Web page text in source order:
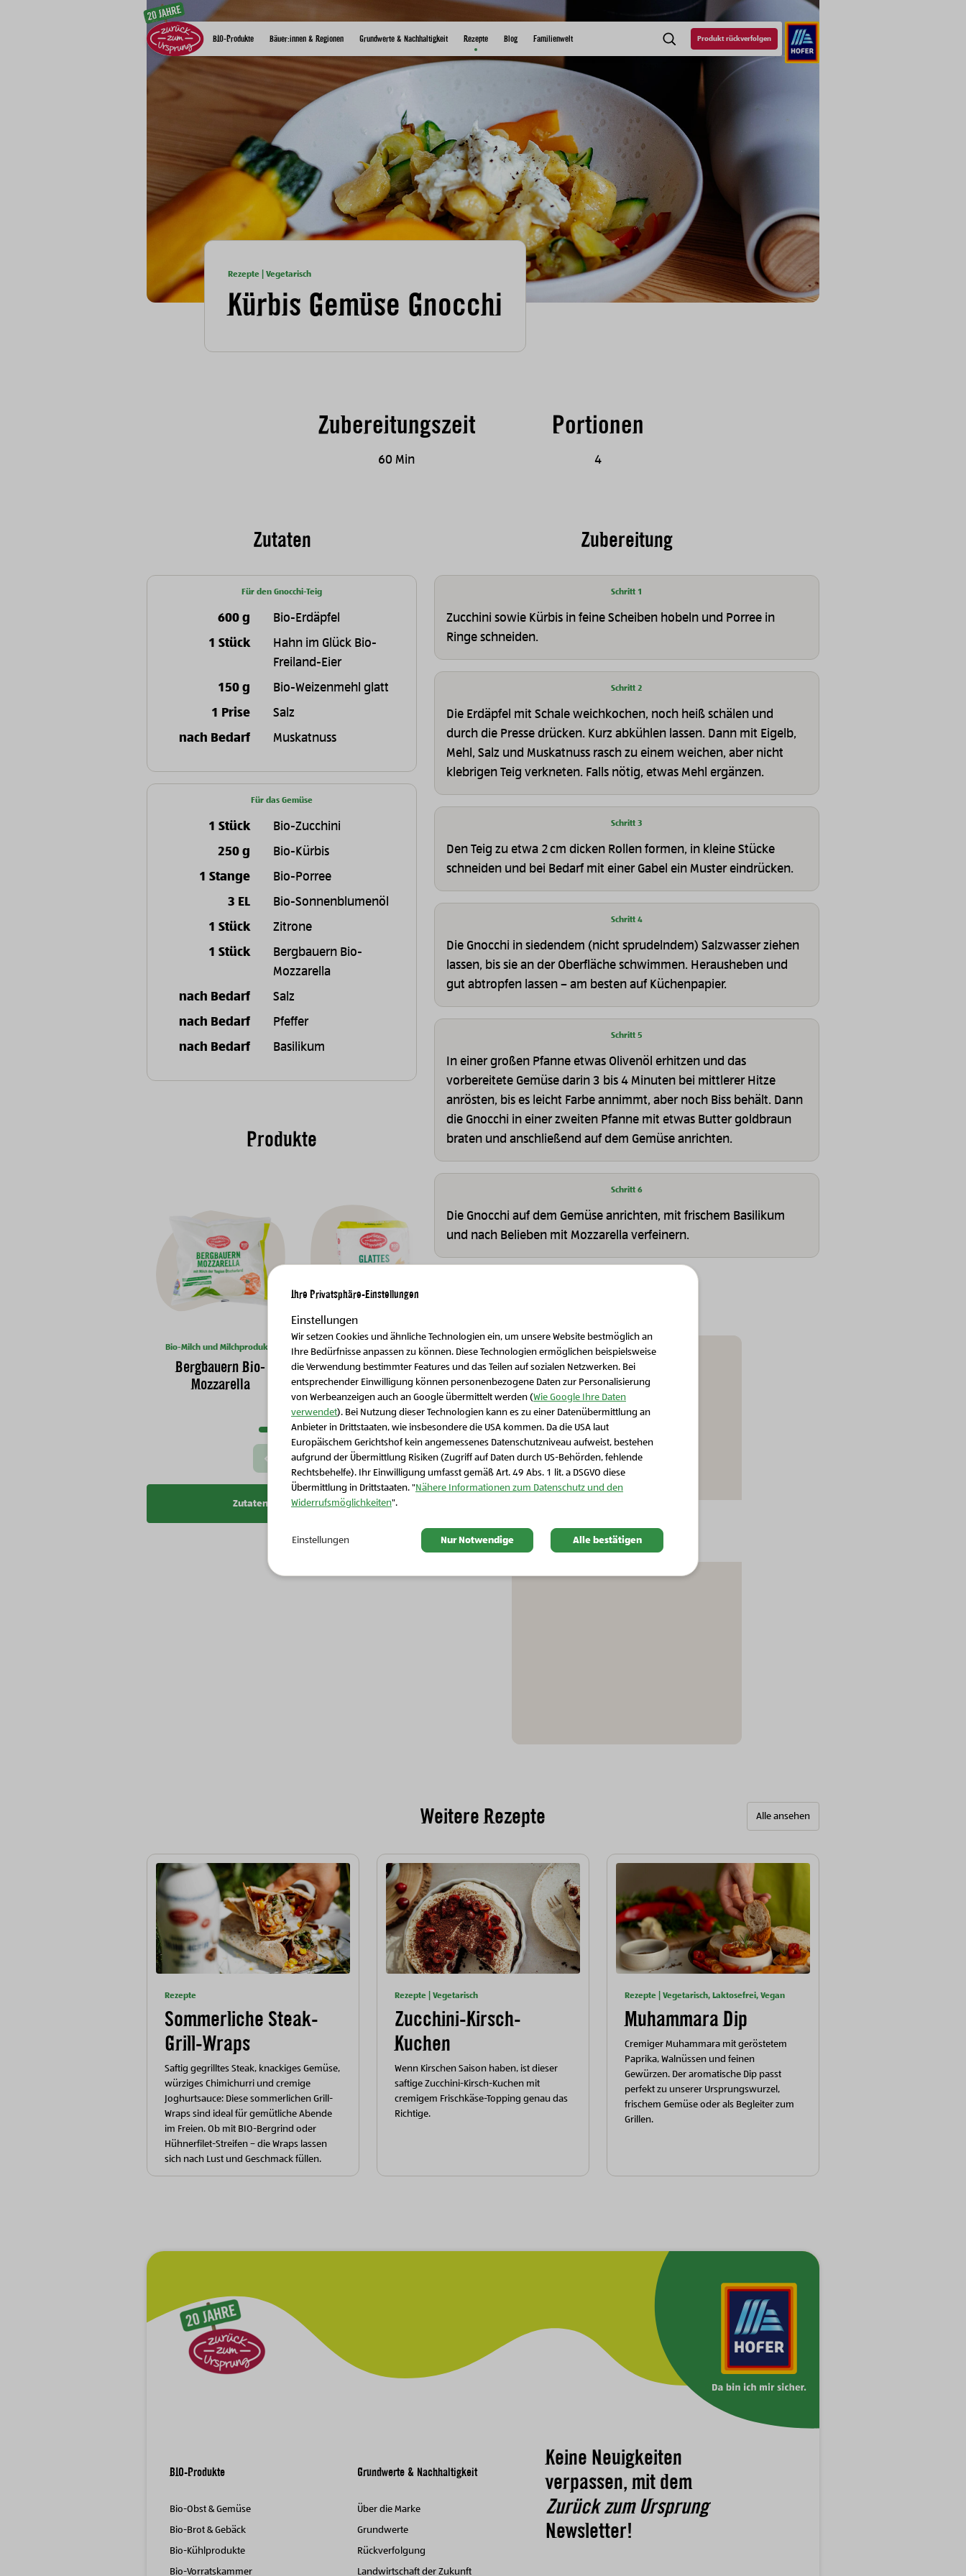
SUCHEProdukt rückverfolgen
BIO-Produkte Bäuer:innen & Regionen Grundwerte & Nachhaltigkeit Rezepte Blog Familienwelt
Rezepte | Vegetarisch
Kürbis Gemüse Gnocchi
Zubereitungszeit
60 Min
Portionen
4
Zutaten
Für den Gnocchi-Teig
600 g
Bio-Erdäpfel
1 Stück
Hahn im Glück Bio-
Freiland-Eier
150 g
Bio-Weizenmehl glatt
1 Prise
Salz
nach Bedarf
Muskatnuss
Für das Gemüse
1 Stück
Bio-Zucchini
250 g
Bio-Kürbis
1 Stange
Bio-Porree
3 EL
Bio-Sonnenblumenöl
1 Stück
Zitrone
1 Stück
Bergbauern Bio-
Mozzarella
nach Bedarf
Salz
nach Bedarf
Pfeffer
nach Bedarf
Basilikum
Produkte
Bio-Milch und Milchprodukte
Bergbauern Bio-
Mozzarella
Bio-Vorratskammer
Bio-Weizenmehl glatt
Bio-Fleisch, Wurst & Eier
Hahn im Glück Bio-
Eier - 10 Stück
Bio-Vorratskammer
Bio-Sonnenblumenöl
Vorherige Slide
Nächste Slide
Zutatenliste kopieren
Zubereitung
Schritt 1
Zucchini sowie Kürbis in feine Scheiben hobeln und Porree in
Ringe schneiden.
Schritt 2
Die Erdäpfel mit Schale weichkochen, noch heiß schälen und
durch die Presse drücken. Kurz abkühlen lassen. Dann mit Eigelb,
Mehl, Salz und Muskatnuss rasch zu einem weichen, aber nicht
klebrigen Teig verkneten. Falls nötig, etwas Mehl ergänzen.
Schritt 3
Den Teig zu etwa 2 cm dicken Rollen formen, in kleine Stücke
schneiden und bei Bedarf mit einer Gabel ein Muster eindrücken.
Schritt 4
Die Gnocchi in siedendem (nicht sprudelndem) Salzwasser ziehen
lassen, bis sie an der Oberfläche schwimmen. Herausheben und
gut abtropfen lassen – am besten auf Küchenpapier.
Schritt 5
In einer großen Pfanne etwas Olivenöl erhitzen und das
vorbereitete Gemüse darin 3 bis 4 Minuten bei mittlerer Hitze
anrösten, bis es leicht Farbe annimmt, aber noch Biss behält. Dann
die Gnocchi in einer zweiten Pfanne mit etwas Butter goldbraun
braten und anschließend auf dem Gemüse anrichten.
Schritt 6
Die Gnocchi auf dem Gemüse anrichten, mit frischem Basilikum
und nach Belieben mit Mozzarella verfeinern.
diesen Inhalt anzuzeigen
Weitere Rezepte Alle ansehen
Rezepte
Sommerliche Steak-
Grill-Wraps
Saftig gegrilltes Steak, knackiges Gemüse,
würziges Chimichurri und cremige
Joghurtsauce: Diese sommerlichen Grill-
Wraps sind ideal für gemütliche Abende
im Freien. Ob mit BIO-Bergrind oder
Hühnerfilet-Streifen – die Wraps lassen
sich nach Lust und Geschmack füllen.
Rezepte | Vegetarisch
Zucchini-Kirsch-
Kuchen
Wenn Kirschen Saison haben, ist dieser
saftige Zucchini-Kirsch-Kuchen mit
cremigem Frischkäse-Topping genau das
Richtige.
Rezepte | Vegetarisch, Laktosefrei, Vegan
Muhammara Dip
Cremiger Muhammara mit geröstetem
Paprika, Walnüssen und feinen
Gewürzen. Der aromatische Dip passt
perfekt zu unserer Ursprungswurzel,
frischem Gemüse oder als Begleiter zum
Grillen.
Keine Neuigkeiten
verpassen, mit dem
Zurück zum Ursprung
Newsletter!
BIO-Produkte
Bio-Obst & Gemüse
Bio-Brot & Gebäck
Bio-Kühlprodukte
Bio-Vorratskammer
Grundwerte & Nachhaltigkeit
Über die Marke
Grundwerte
Rückverfolgung
Landwirtschaft der Zukunft
Schließen Sie dieses Feld
Ihre Privatsphäre-Einstellungen
Einstellungen
Wir setzen Cookies und ähnliche Technologien ein, um unsere Website bestmöglich an
Ihre Bedürfnisse anpassen zu können. Diese Technologien ermöglichen beispielsweise
die Verwendung bestimmter Features und das Teilen auf sozialen Netzwerken. Bei
entsprechender Einwilligung können personenbezogene Daten zur Personalisierung
von Werbeanzeigen auch an Google übermittelt werden (Wie Google Ihre Daten
verwendet). Bei Nutzung dieser Technologien kann es zu einer Datenübermittlung an
Anbieter in Drittstaaten, wie insbesondere die USA kommen. Da die USA laut
Europäischem Gerichtshof kein angemessenes Datenschutzniveau aufweist, bestehen
aufgrund der Übermittlung Risiken (Zugriff auf Daten durch US-Behörden, fehlende
Rechtsbehelfe). Ihr Einwilligung umfasst gemäß Art. 49 Abs. 1 lit. a DSGVO diese
Übermittlung in Drittstaaten. "Nähere Informationen zum Datenschutz und den
Widerrufsmöglichkeiten".
Einstellungen Nur Notwendige Alle bestätigen